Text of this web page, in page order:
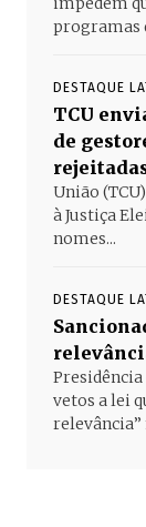
programas
DESTAQUE
TCU
de
União
à Justiça
nomes...
DESTAQUE
Presidência
vetos a lei
relevância”